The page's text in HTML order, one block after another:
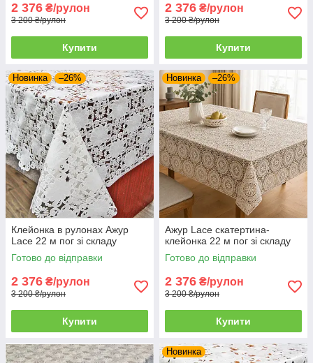
2 376 ₴/рулон
3 200 ₴/рулон
Купити
2 376 ₴/рулон
3 200 ₴/рулон
Купити
Новинка –26%
Клейонка в рулонах Ажур
Lace 22 м пог зі складу
Готово до відправки
2 376 ₴/рулон
3 200 ₴/рулон
Купити
Новинка –26%
Ажур Lace скатертина-
клейонка 22 м пог зі складу
Готово до відправки
2 376 ₴/рулон
3 200 ₴/рулон
Купити
Новинка